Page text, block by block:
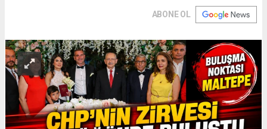
ABONE OL